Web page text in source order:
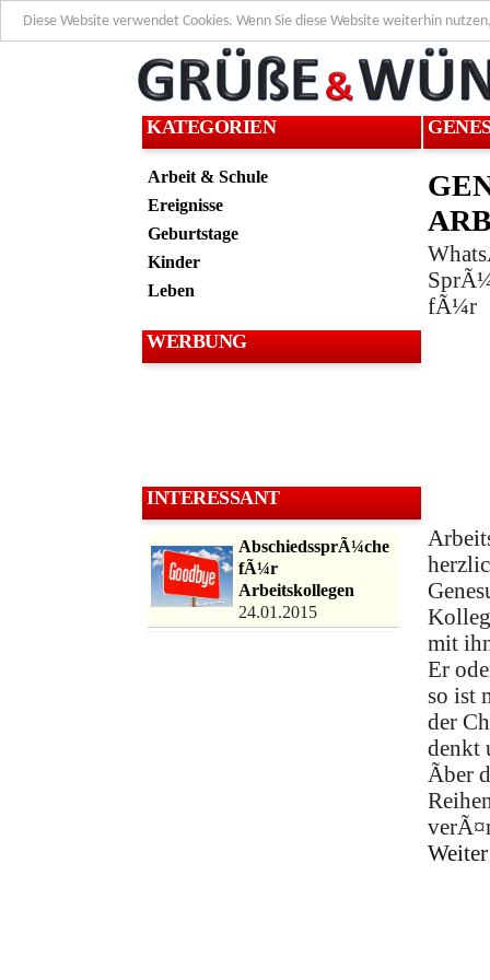
Diese Website verwendet Cookies. Wenn Sie diese Website weiterhin
KATEGORIEN
Arbeit & Schule
Ereignisse
Geburtstage
Kinder
Leben
WERBUNG
INTERESSANT
AbschiedssprÃ¼che
fÃ¼r
Arbeitskollegen
24.01.2015
fÃ¼r
mit
Er
so ist
der
denkt